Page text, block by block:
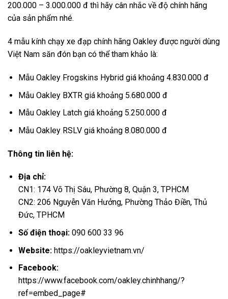
200.000 – 3.000.000 đ thì hãy cân nhắc về độ chính hãng
của sản phẩm nhé.
4 mẫu kính chạy xe đạp chính hãng Oakley được người dùng
Việt Nam săn đón bạn có thể tham khảo là:
Mẫu Oakley Frogskins Hybrid giá khoảng 4.830.000 đ
Mẫu Oakley BXTR giá khoảng 5.680.000 đ
Mẫu Oakley Latch giá khoảng 5.250.000 đ
Mẫu Oakley RSLV giá khoảng 8.080.000 đ
Thông tin liên hệ:
Địa chỉ:
CN1: 174 Võ Thị Sáu, Phường 8, Quận 3, TPHCM
CN2: 206 Nguyễn Văn Hưởng, Phường Thảo Điền, Thủ
Đức, TPHCM
Số điện thoại:090 600 33 96
Website:https://oakleyvietnam.vn/
Facebook:
https://www.facebook.com/oakley.chinhhang/?
ref=embed_page#